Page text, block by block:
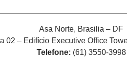
Asa Norte, Brasilia – DF
02 – Edifício Executive Office
Telefone: (61) 3550-3998